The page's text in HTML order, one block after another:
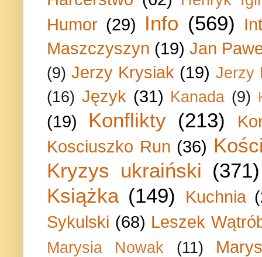
Humor (29) Info (569)
Maszczyszyn (19) Jan
(9) Jerzy Krysiak (19) Jerzy
(16) Język (31) Kanada (9)
(19) Konflikty (213)
Kosciuszko Run (36)
Kryzys ukraiński (371)
Książka (149) Kuchnia
Sykulski (68) Leszek
Marysia Nowak (11)